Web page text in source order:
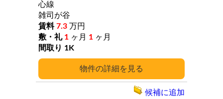
詳細
心線
雑司が谷
7.3 万円
1 ヶ月 1 ヶ月
1K
候補に追加